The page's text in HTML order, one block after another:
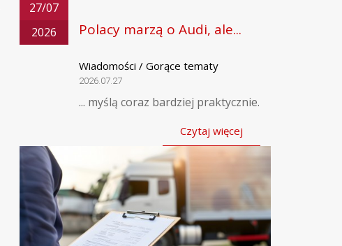
27/07
2026
Polacy marzą o Audi, ale...
Wiadomości / Gorące tematy
2026.07.27
... myślą coraz bardziej praktycznie.
Czytaj więcej